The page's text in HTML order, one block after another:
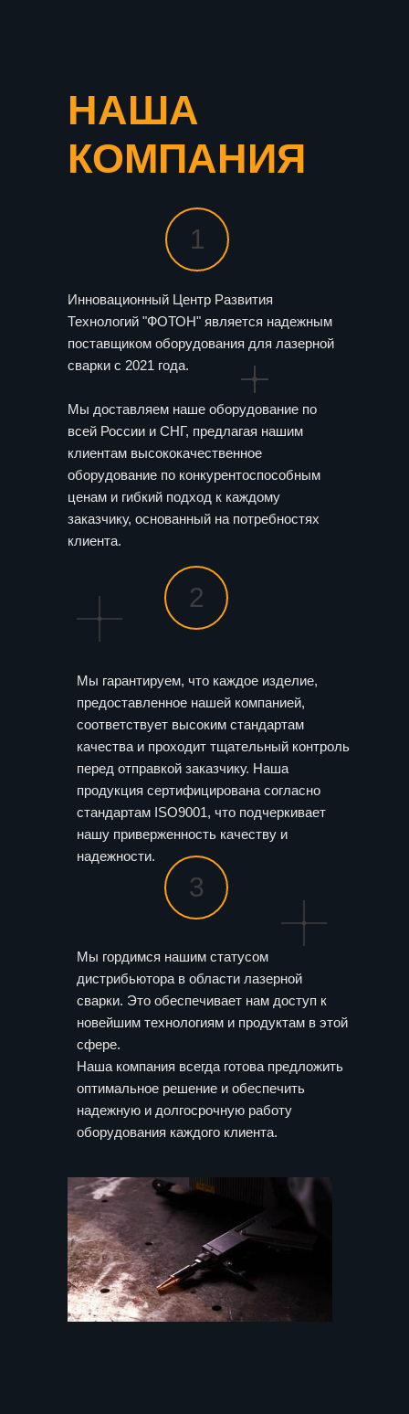
1
2
НАША
КОМПАНИЯ
Инновационный Центр Развития
Технологий "ФОТОН" является надежным
поставщиком оборудования для лазерной
сварки с 2021 года.
Мы доставляем наше оборудование по
всей России и СНГ, предлагая нашим
клиентам высококачественное
оборудование по конкурентоспособным
ценам и гибкий подход к каждому
заказчику, основанный на потребностях
клиента.
Мы гарантируем, что каждое изделие,
предоставленное нашей компанией,
соответствует высоким стандартам
качества и проходит тщательный контроль
перед отправкой заказчику. Наша
продукция сертифицирована согласно
стандартам ISO9001, что подчеркивает
нашу приверженность качеству и
надежности.
Мы гордимся нашим статусом
дистрибьютора в области лазерной
сварки. Это обеспечивает нам доступ к
новейшим технологиям и продуктам в этой
сфере.
Наша компания всегда готова предложить
оптимальное решение и обеспечить
надежную и долгосрочную работу
оборудования каждого клиента.
3